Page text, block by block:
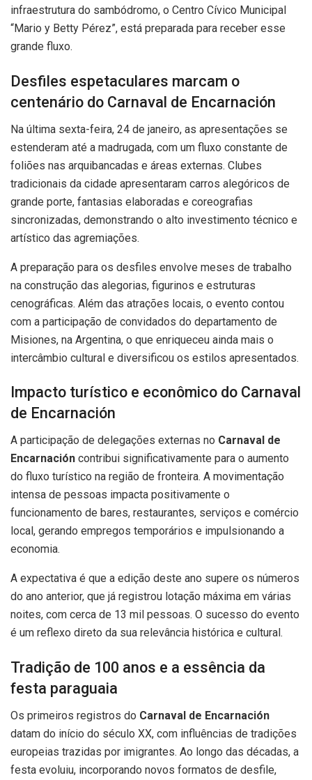
infraestrutura do sambódromo, o Centro Cívico Municipal
“Mario y Betty Pérez”, está preparada para receber esse
grande fluxo.
Desfiles espetaculares marcam o
centenário do Carnaval de Encarnación
Na última sexta-feira, 24 de janeiro, as apresentações se
estenderam até a madrugada, com um fluxo constante de
foliões nas arquibancadas e áreas externas. Clubes
tradicionais da cidade apresentaram carros alegóricos de
grande porte, fantasias elaboradas e coreografias
sincronizadas, demonstrando o alto investimento técnico e
artístico das agremiações.
A preparação para os desfiles envolve meses de trabalho
na construção das alegorias, figurinos e estruturas
cenográficas. Além das atrações locais, o evento contou
com a participação de convidados do departamento de
Misiones, na Argentina, o que enriqueceu ainda mais o
intercâmbio cultural e diversificou os estilos apresentados.
Impacto turístico e econômico do Carnaval
de Encarnación
A participação de delegações externas no Carnaval de
Encarnación contribui significativamente para o aumento
do fluxo turístico na região de fronteira. A movimentação
intensa de pessoas impacta positivamente o
funcionamento de bares, restaurantes, serviços e comércio
local, gerando empregos temporários e impulsionando a
economia.
A expectativa é que a edição deste ano supere os números
do ano anterior, que já registrou lotação máxima em várias
noites, com cerca de 13 mil pessoas. O sucesso do evento
é um reflexo direto da sua relevância histórica e cultural.
Tradição de 100 anos e a essência da
festa paraguaia
Os primeiros registros do Carnaval de Encarnación
datam do início do século XX, com influências de tradições
europeias trazidas por imigrantes. Ao longo das décadas, a
festa evoluiu, incorporando novos formatos de desfile,